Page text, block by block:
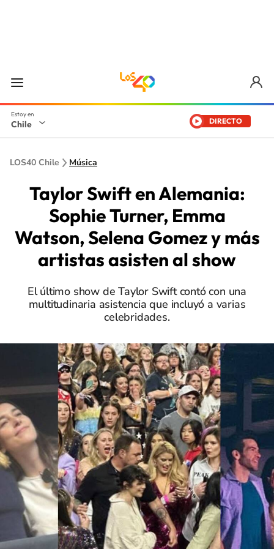
Chile DIRECTO
LOS40 Chile Música
Taylor Swift en Alemania:
Sophie Turner, Emma
Watson, Selena Gomez y más
artistas asisten al show
El último show de Taylor Swift contó con una
multitudinaria asistencia que incluyó a varias
celebridades.